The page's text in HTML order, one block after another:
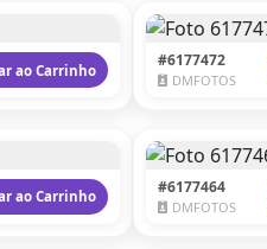
ao Carrinho #6177472
DMFOTOS
ao Carrinho #6177464
DMFOTOS